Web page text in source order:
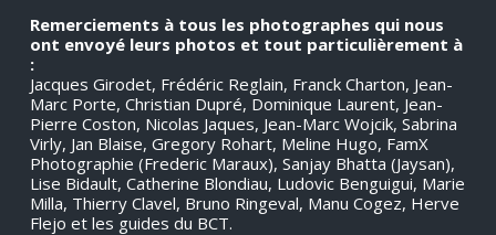
Remerciements à tous les photographes qui nous
ont envoyé leurs photos et tout particulièrement à
:
Jacques Girodet, Frédéric Reglain, Franck Charton, Jean-
Marc Porte, Christian Dupré, Dominique Laurent, Jean-
Pierre Coston, Nicolas Jaques, Jean-Marc Wojcik, Sabrina
Virly, Jan Blaise, Gregory Rohart, Meline Hugo, FamX
Photographie (Frederic Maraux), Sanjay Bhatta (Jaysan),
Lise Bidault, Catherine Blondiau, Ludovic Benguigui, Marie
Milla, Thierry Clavel, Bruno Ringeval, Manu Cogez, Herve
Flejo et les guides du BCT.